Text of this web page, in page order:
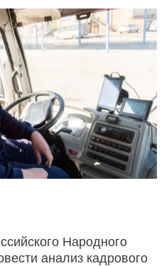
Народного
анализ кадрового